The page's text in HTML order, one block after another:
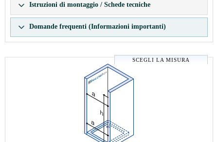
Istruzioni di montaggio / Schede tecniche
Domande frequenti (Informazioni importanti)
SCEGLI LA MISURA